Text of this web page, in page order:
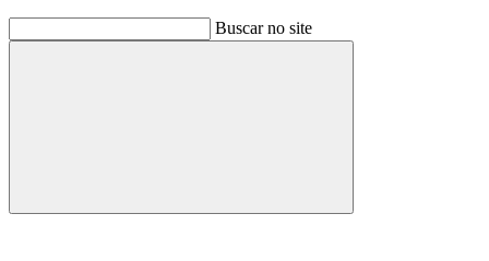
Buscar no site
Buscar